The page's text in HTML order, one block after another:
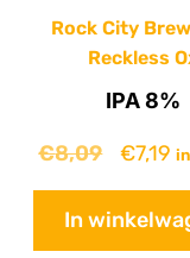
Rock City
Reckless
IPA 8%
€8,09 €7,19
In